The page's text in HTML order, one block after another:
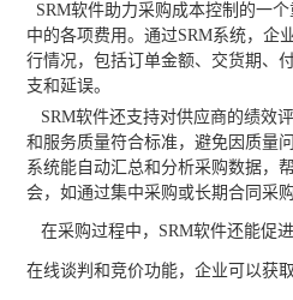
SRM软件助力采购成本控制的一
中的各项费用。通过SRM系统，企
行情况，包括订单金额、交货期、
支和延误。
SRM软件还支持对供应商的绩效
和服务质量符合标准，避免因质量
系统能自动汇总和分析采购数据，
会，如通过集中采购或长期合同采
在采购过程中， SRM软件还能促
在线谈判和竞价功能，企业可以获